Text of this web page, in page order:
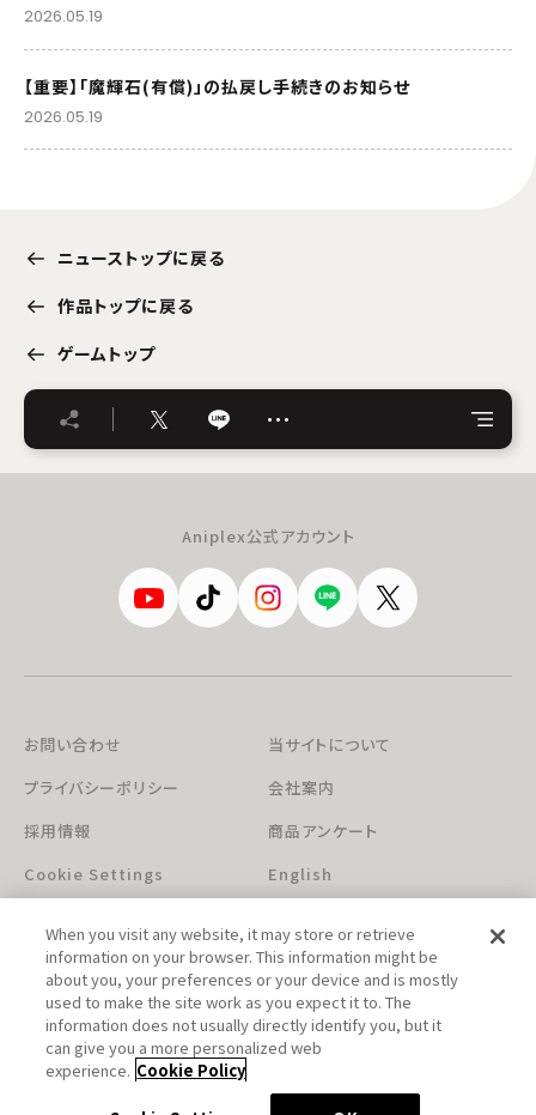
2026.05.19
【重要】「魔輝石(有償)」の払戻し手続きのお知らせ
2026.05.19
ニューストップに戻る
作品トップに戻る
ゲームトップ
…
Aniplex公式アカウント
お問い合わせ
当サイトについて
プライバシーポリシー
会社案内
採用情報
商品アンケート
Cookie Settings
English
このホームページに掲載されている著作物の無断利用を禁じます。
When you visit any website, it may store or retrieve
information on your browser. This information might be
about you, your preferences or your device and is mostly
used to make the site work as you expect it to. The
information does not usually directly identify you, but it
can give you a more personalized web
experience. Cookie Policy